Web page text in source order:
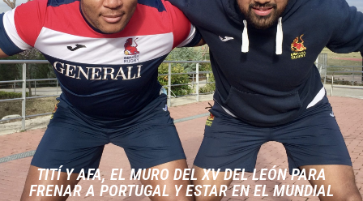
TITÍ Y AFA, EL MURO DEL XV DEL LEÓN PARA
FRENAR A PORTUGAL Y ESTAR EN EL MUNDIAL